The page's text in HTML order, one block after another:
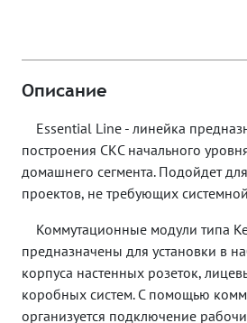
Описание
Essential Line - линейка
построения СКС начального
домашнего сегмента. Подойдет
проектов, не требующих
Коммутационные модули типа
предназначены для установки в
корпуса настенных розеток,
коробных систем. С помощью
организуется подключение